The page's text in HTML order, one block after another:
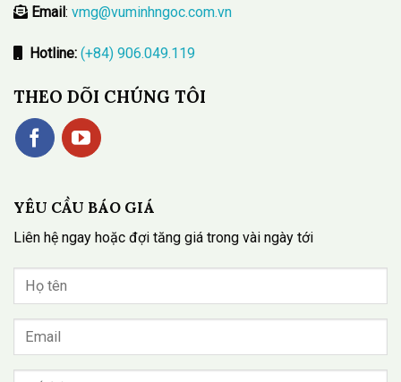
Email : vmg@vuminhngoc.com.vn
Hotline: (+84) 906.049.119
THEO DÕI CHÚNG TÔI
YÊU CẦU BÁO GIÁ
Liên hệ ngay hoặc đợi tăng giá trong vài ngày tới